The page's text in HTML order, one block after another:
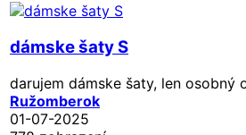
dámske šaty S
darujem dámske šaty, len osobný
Ružomberok
01-07-2025